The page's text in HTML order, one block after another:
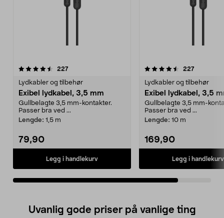
227anmeldelser
Lydkabler og tilbehør
Exibel lydkabel, 3,5 mm
Gullbelagte 3,5 mm-kontakter.
Passer bra ved ...
Lengde: 1,5 m
79,90
Legg i handlekurv
4.5av 5 stjerner 227
Lydkabler og tilbehør
Exibel lydkabel, 3,5
Gullbelagte 3,5 mm-
Passer bra ved ...
Lengde: 10 m
169,90
Legg i handlekurv
Uvanlig gode priser på vanlige ting